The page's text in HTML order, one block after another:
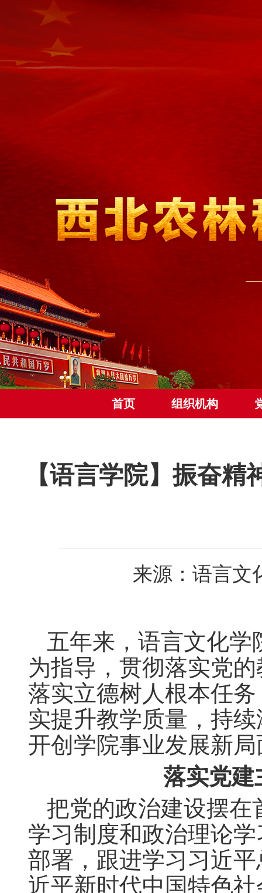
首页 组织机构
【语言学院】振奋
来源：语言文
五年来，语言文化
为指导，贯彻落实党
落实立德树人根本任
实提升教学质量，持
开创学院事业发展新
落实党
把党的政治建设摆
学习制度和政治理论
部署，跟进学习习近
近平新时代中国特色